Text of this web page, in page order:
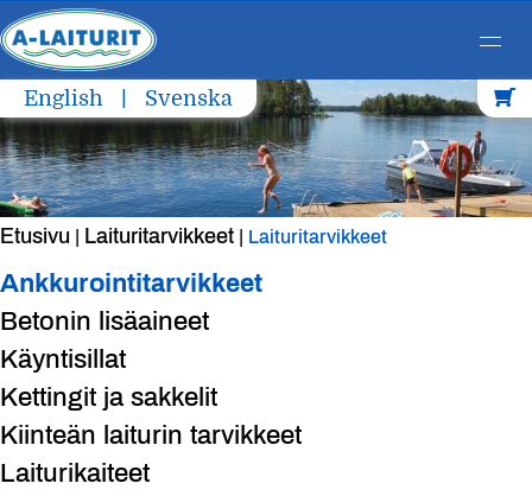
Skip
to
content
English Svenska
Etusivu Laituritarvikkeet Laituritarvikkeet
Ankkurointitarvikkeet
Betonin lisäaineet
Käyntisillat
Kettingit ja sakkelit
Kiinteän laiturin tarvikkeet
Laiturikaiteet